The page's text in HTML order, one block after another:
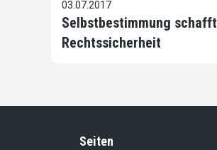
03.07.2017
Selbstbestimmung schafft
Rechtssicherheit
Seiten